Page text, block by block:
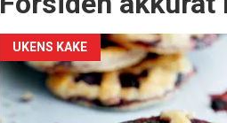
UKENS KAKE